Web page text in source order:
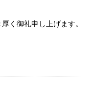
く御礼申し上げます。